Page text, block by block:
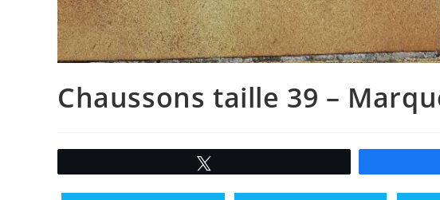
Chaussons taille 39 –